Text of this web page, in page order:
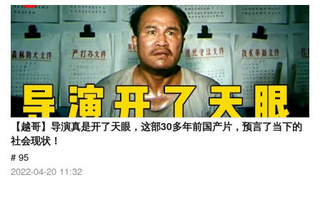
【越哥】导演真是开了天眼，这部30多年前国产片，预言了当下的
社会现状！
# 95
2022-04-20 11:32